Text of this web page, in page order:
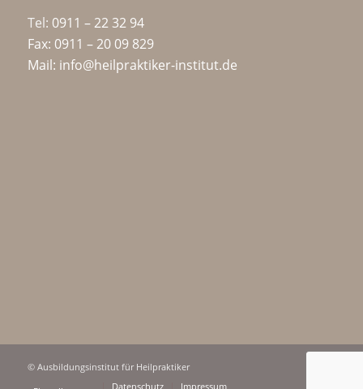
Tel: 0911 – 22 32 94
Fax: 0911 – 20 09 829
Mail: info@heilpraktiker-institut.de
© Ausbildungsinstitut für Heilpraktiker
Datenschutz Impressum